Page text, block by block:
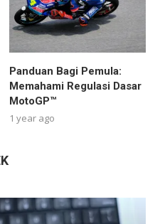
Panduan Bagi Pemula:
Memahami Regulasi Dasar
MotoGP™
1 year ago